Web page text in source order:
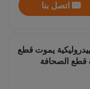
اتصل بنا
يموت قطع
قطع الصحافة